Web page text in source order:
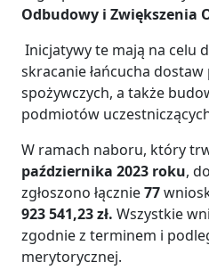
Odbudowy i Zwiększenia
Inicjatywy te mają na celu
skracanie łańcucha
spożywczych, a także
podmiotów
W ramach naboru, który
października 2023 roku, do
zgłoszono łącznie77
923 541,23 zł. Wszystkie
zgodnie z terminem i
merytorycznej.